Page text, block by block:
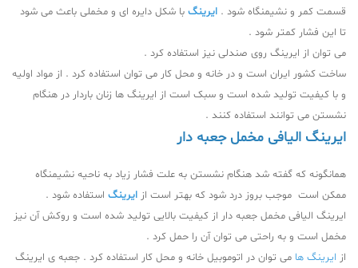
قسمت کمر و نشیمنگاه شود . ایرینگ با شکل دایره ای و مخملی باعث می شود
تا این فشار کمتر شود .
می توان از ایرینگ روی صندلی نیز استفاده کرد .
ساخت کشور ایران است و در خانه و محل کار می توان استفاده کرد . از مواد اولیه
و با کیفیت تولید شده است و سبک است از ایرینگ ها زنان باردار در هنگام
نشستن می توانند استفاده کنند .
ایرینگ الیافی مخمل جعبه دار
همانگونه که گفته شد هنگام نشستن به علت فشار زیاد به ناحیه نشیمنگاه
ممکن است موجب بروز درد شود که بهتر است از ایرینگ استفاده شود .
ایرینگ الیافی مخمل جعبه دار از کیفیت بالایی تولید شده است و روکش آن نیز
مخمل است و به راحتی می توان آن را حمل کرد .
از ایرینگ ها می توان در اتوموبیل خانه و محل کار استفاده کرد . جعبه ی ایرینگ